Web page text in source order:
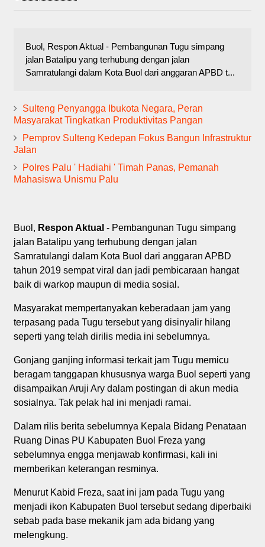
Buol, Respon Aktual - Pembangunan Tugu simpang
jalan Batalipu yang terhubung dengan jalan
Samratulangi dalam Kota Buol dari anggaran APBD t...
Sulteng Penyangga Ibukota Negara, Peran
Masyarakat Tingkatkan Produktivitas Pangan
Pemprov Sulteng Kedepan Fokus Bangun Infrastruktur
Jalan
Polres Palu ' Hadiahi ' Timah Panas, Pemanah
Mahasiswa Unismu Palu
Buol, Respon Aktual - Pembangunan Tugu simpang
jalan Batalipu yang terhubung dengan jalan
Samratulangi dalam Kota Buol dari anggaran APBD
tahun 2019 sempat viral dan jadi pembicaraan hangat
baik di warkop maupun di media sosial.
Masyarakat mempertanyakan keberadaan jam yang
terpasang pada Tugu tersebut yang disinyalir hilang
seperti yang telah dirilis media ini sebelumnya.
Gonjang ganjing informasi terkait jam Tugu memicu
beragam tanggapan khususnya warga Buol seperti yang
disampaikan Aruji Ary dalam postingan di akun media
sosialnya. Tak pelak hal ini menjadi ramai.
Dalam rilis berita sebelumnya Kepala Bidang Penataan
Ruang Dinas PU Kabupaten Buol Freza yang
sebelumnya engga menjawab konfirmasi, kali ini
memberikan keterangan resminya.
Menurut Kabid Freza, saat ini jam pada Tugu yang
menjadi ikon Kabupaten Buol tersebut sedang diperbaiki
sebab pada base mekanik jam ada bidang yang
melengkung.